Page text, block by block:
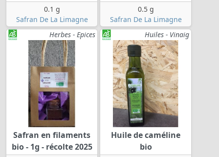
0.1 g
Safran De La Limagne
0.5 g
Safran De La Limagne
Herbes - Epices
Safran en filaments
bio - 1g - récolte 2025
Huiles - Vinaig
Huile de caméline
bio